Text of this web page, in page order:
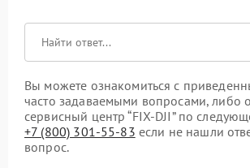
Вы можете ознакомиться с
часто задаваемыми вопросами, либо
сервисный центр “FIX-DJI” по
+7 (800) 301-55-83 если не нашли
вопрос.